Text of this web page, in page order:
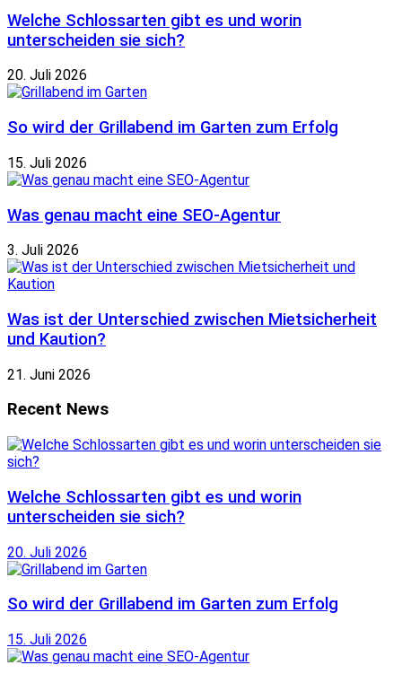
Welche Schlossarten gibt es und worin
unterscheiden sie sich?
20. Juli 2026
So wird der Grillabend im Garten zum Erfolg
15. Juli 2026
Was genau macht eine SEO-Agentur
3. Juli 2026
Was ist der Unterschied zwischen Mietsicherheit
und Kaution?
21. Juni 2026
Recent News
Welche Schlossarten gibt es und worin
unterscheiden sie sich?
20. Juli 2026
So wird der Grillabend im Garten zum Erfolg
15. Juli 2026